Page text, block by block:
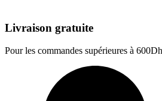
Livraison gratuite
Pour les commandes supérieures à